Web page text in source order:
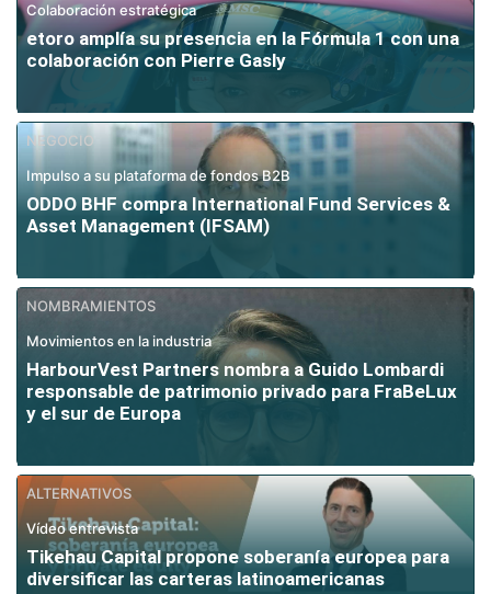
Colaboración estratégica
etoro amplía su presencia en la Fórmula 1 con una
colaboración con Pierre Gasly
NEGOCIO
Impulso a su plataforma de fondos B2B
ODDO BHF compra International Fund Services &
Asset Management (IFSAM)
NOMBRAMIENTOS
Movimientos en la industria
HarbourVest Partners nombra a Guido Lombardi
responsable de patrimonio privado para FraBeLux
y el sur de Europa
ALTERNATIVOS
Vídeo entrevista
Tikehau Capital propone soberanía europea para
diversificar las carteras latinoamericanas